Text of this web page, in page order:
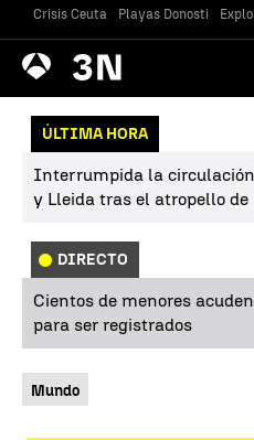
Crisis Ceuta Playas Donosti
Antena
3 Noticias
ÚLTIMA HORA
Interrumpida la
y Lleida tras el atropello de
DIRECTO
Cientos de menores
para ser registrados
Mundo